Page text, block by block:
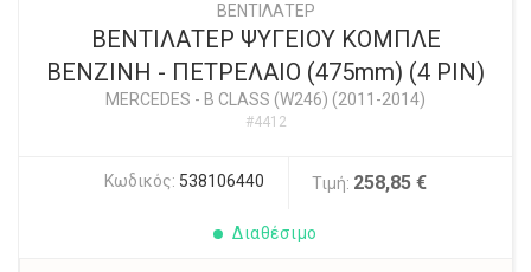
ΒΕΝΤΙΛΑΤΕΡ
ΒΕΝΤΙΛΑΤΕΡ ΨΥΓΕΙΟΥ ΚΟΜΠΛΕ
ΒΕΝΖΙΝΗ - ΠΕΤΡΕΛΑΙΟ (475mm) (4 PIN)
MERCEDES - B CLASS (W246) (2011-2014)
#4412
Κωδικός: 538106440 Τιμή: 258,85 €
Διαθέσιμο